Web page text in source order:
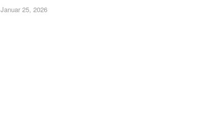
Januar 25, 2026